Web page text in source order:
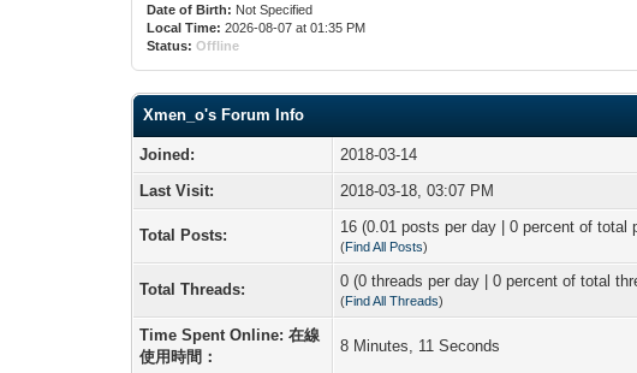
Date of Birth: Not Specified
Local Time: 2026-08-07 at 01:35 PM
Status: Offline
Xmen_o's Forum Info
Joined:
2018-03-14
Last Visit:
2018-03-18, 03:07 PM
Total Posts: 16 (0.01 posts per day | 0 percent of total
(Find All Posts)
Total Threads: 0 (0 threads per day | 0 percent of total
(Find All Threads)
Time Spent Online: 在線
使用時間：
8 Minutes, 11 Seconds